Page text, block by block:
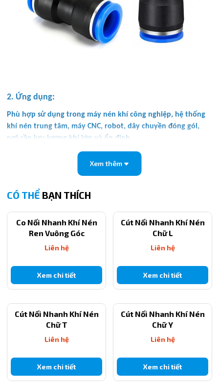
2. Ứng dụng:
Phù hợp sử dụng trong máy nén khí công nghiệp, hệ thống
khí nén trung tâm, máy CNC, robot, dây chuyền đóng gói,
nơi cần lưu lượng khí lớn và ổn định.
3. Ưu điểm nổi bật:
Kết nối nhanh, tháo lắp tiện lợi.
Chịu áp lực tốt, bền bỉ theo thời gian.
Kích thước tiêu chuẩn, tương thích ống PU/PE 12mm
4. Link liên kết các size sản phẩm cùng phân loại
https://thietbicongnghiep247.com/cut-noi-nhanh-thang-
pu6
https://thietbicongnghiep247.com/cut-noi-nhanh-thang-
pu10
https://thietbicongnghiep247.com/cut-noi-nhanh-thang-
Xem thêm
CÓ THỂ BẠN THÍCH
Co Nối Nhanh Khí Nén
Ren Vuông Góc
Liên hệ
Xem chi tiết
Cút Nối Nhanh Khí Nén
Chữ L
Liên hệ
Xem chi tiết
Cút Nối Nhanh Khí Nén
Chữ T
Liên hệ
Xem chi tiết
Cút Nối Nhanh Khí Nén
Chữ Y
Liên hệ
Xem chi tiết